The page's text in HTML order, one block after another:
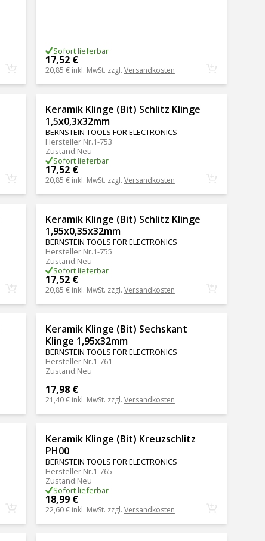
Sofort lieferbar
17,52 €
20,85 € inkl. MwSt. zzgl. Versandkosten
Keramik Klinge (Bit) Schlitz Klinge
1,5x0,3x32mm
BERNSTEIN TOOLS FOR ELECTRONICS
Hersteller Nr.1-753
Zustand:Neu
Sofort lieferbar
17,52 €
20,85 € inkl. MwSt. zzgl. Versandkosten
Keramik Klinge (Bit) Schlitz Klinge
1,95x0,35x32mm
BERNSTEIN TOOLS FOR ELECTRONICS
Hersteller Nr.1-755
Zustand:Neu
Sofort lieferbar
17,52 €
20,85 € inkl. MwSt. zzgl. Versandkosten
Keramik Klinge (Bit) Sechskant
Klinge 1,95x32mm
BERNSTEIN TOOLS FOR ELECTRONICS
Hersteller Nr.1-761
Zustand:Neu
17,98 €
21,40 € inkl. MwSt. zzgl. Versandkosten
Keramik Klinge (Bit) Kreuzschlitz
PH00
BERNSTEIN TOOLS FOR ELECTRONICS
Hersteller Nr.1-765
Zustand:Neu
Sofort lieferbar
18,99 €
22,60 € inkl. MwSt. zzgl. Versandkosten